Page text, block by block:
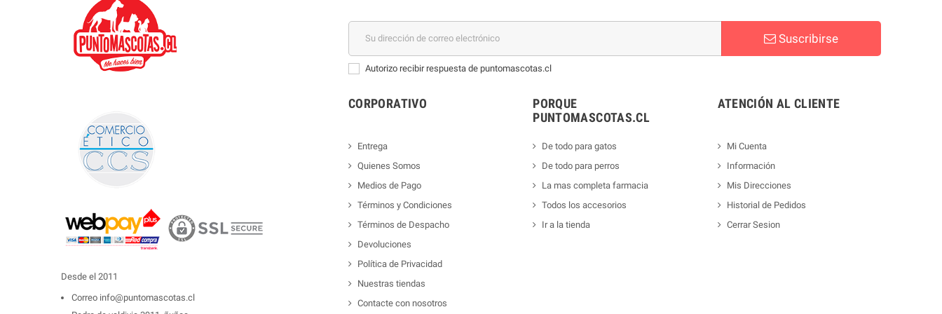
Desde el 2011
Correo info@puntomascotas.cl
Suscribirse
Autorizo recibir respuesta de puntomascotas.cl
CORPORATIVO
Entrega
Quienes Somos
Medios de Pago
Términos y Condiciones
Términos de Despacho
Devoluciones
Política de Privacidad
Nuestras tiendas
Contacte con nosotros
PORQUE
PUNTOMASCOTAS.CL
De todo para gatos
De todo para perros
La mas completa farmacia
Todos los accesorios
Ir a la tienda
ATENCIÓN AL CLIENTE
Mi Cuenta
Información
Mis Direcciones
Historial de Pedidos
Cerrar Sesion